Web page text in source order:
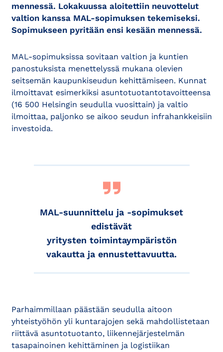
mennessä. Lokakuussa aloitettiin neuvottelut
valtion kanssa MAL-sopimuksen tekemiseksi.
Sopimukseen pyritään ensi kesään mennessä.
MAL-sopimuksissa sovitaan valtion ja kuntien
panostuksista menettelyssä mukana olevien
seitsemän kaupunkiseudun kehittämiseen. Kunnat
ilmoittavat esimerkiksi asuntotuotantotavoitteensa
(16 500 Helsingin seudulla vuosittain) ja valtio
ilmoittaa, paljonko se aikoo seudun infrahankkeisiin
investoida.
MAL-suunnittelu ja -sopimukset
edistävät
yritysten toimintaympäristön
vakautta ja ennustettavuutta.
Parhaimmillaan päästään seudulla aitoon
yhteistyöhön yli kuntarajojen sekä mahdollistetaan
riittävä asuntotuotanto, liikennejärjestelmän
tasapainoinen kehittäminen ja logistiikan